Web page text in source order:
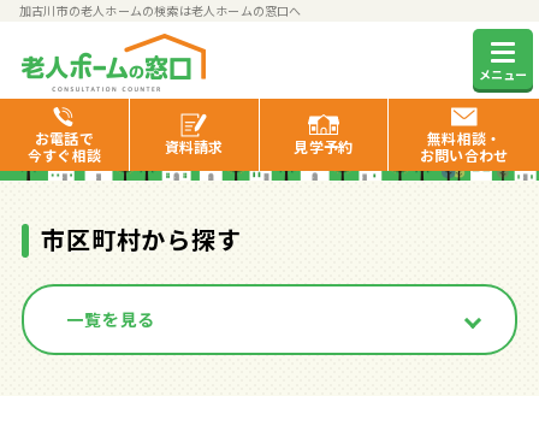
加古川市の老人ホームの検索は老人ホームの窓口へ
メニュー
お電話で
今すぐ相談
資料請求 見学予約
無料相談・
お問い合わせ
加古川市の有料老人ホーム一覧
市区町村から探す
一覧を見る